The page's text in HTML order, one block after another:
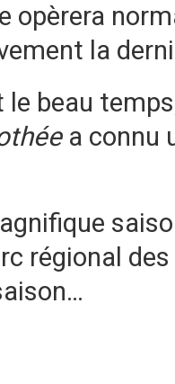
opèrera
la
le beau
a connu
régional